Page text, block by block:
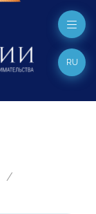
RU